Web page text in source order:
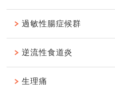
過敏性腸症候群
逆流性食道炎
生理痛